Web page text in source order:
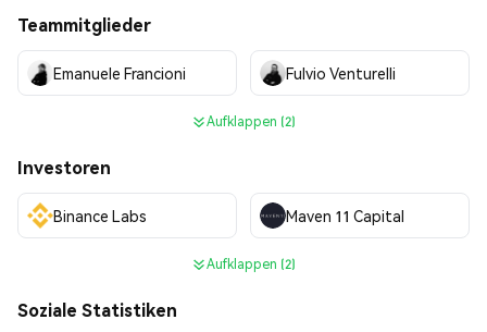
Teammitglieder
Emanuele Francioni Fulvio Venturelli
Aufklappen (2)
Investoren
Binance Labs Maven 11 Capital
Aufklappen (2)
Soziale Statistiken